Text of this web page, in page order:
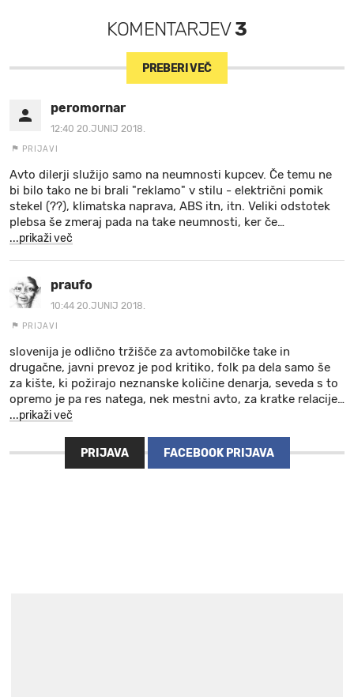
KOMENTARJEV3
PREBERI VEČ
peromornar
12:40 20.JUNIJ 2018.
PRIJAVI
Avto dilerji služijo samo na neumnosti kupcev. Če temu ne
bi bilo tako ne bi brali "reklamo" v stilu - električni pomik
stekel (??), klimatska naprava, ABS itn, itn. Veliki odstotek
plebsa še zmeraj pada na take neumnosti, ker če…
...prikaži več
praufo
10:44 20.JUNIJ 2018.
PRIJAVI
slovenija je odlično tržišče za avtomobilčke take in
drugačne, javni prevoz je pod kritiko, folk pa dela samo še
za kište, ki požirajo neznanske količine denarja, seveda s to
opremo je pa res natega, nek mestni avto, za kratke relacije…
...prikaži več
PRIJAVA FACEBOOK PRIJAVA